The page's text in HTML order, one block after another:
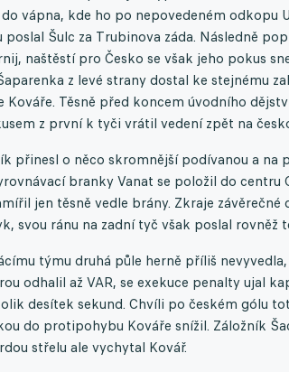
vápna, kde ho po nepovedeném odkopu
poslal Šulc za Trubinova záda. Následně
naštěstí pro Česko se však jeho pokus
z levé strany dostal ke stejnému
Kováře. Těsně před koncem úvodního
z první k tyči vrátil vedení zpět na
přinesl o něco skromnější podívanou a
branky Vanat se položil do
jen těsně vedle brány. Zkraje
svou ránu na zadní tyč však poslal rovněž
týmu druhá půle herně příliš
odhalil až VAR, se exekuce penalty ujal
desítek sekund. Chvíli po českém gólu
do protipohybu Kováře snížil. Záložník
střelu ale vychytal Kovář.